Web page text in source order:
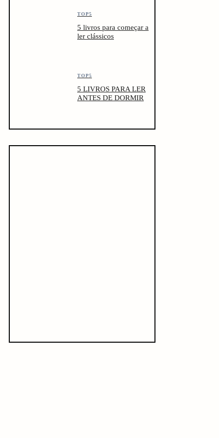
TOP5
5 livros para começar a
ler clássicos
TOP5
5 LIVROS PARA LER
ANTES DE DORMIR